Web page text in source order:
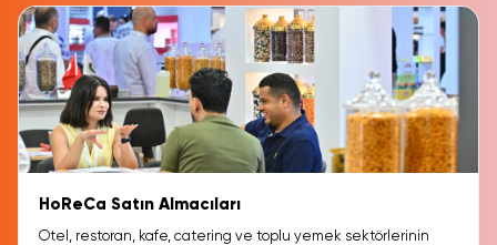
HoReCa Satın Almacıları
Otel, restoran, kafe, catering ve toplu yemek sektörlerinin